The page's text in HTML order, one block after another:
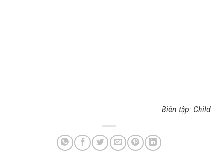
Biên tập: Child